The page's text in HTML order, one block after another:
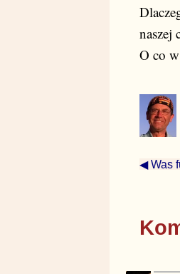
naszej
O co
◀ Was